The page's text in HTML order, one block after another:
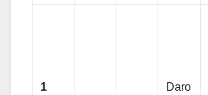
1 Daro